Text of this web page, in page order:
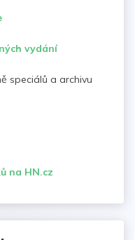
vydání
speciálů a archivu
na HN.cz